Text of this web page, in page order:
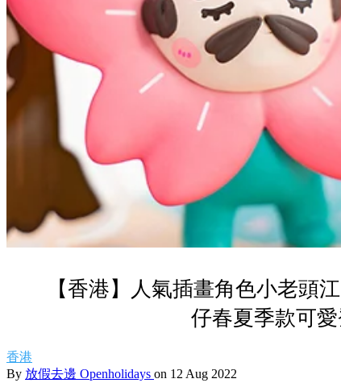
【香港】人氣插畫角色小老頭
仔春夏季款可愛
香港
By 放假去邊 Openholidays on 12 Aug 2022